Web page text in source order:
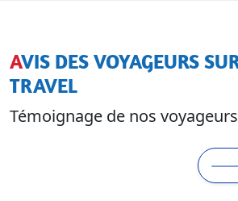
AVIS DES VOYAGEURS SUR ASIATICA
TRAVEL
Témoignage de nos voyageurs